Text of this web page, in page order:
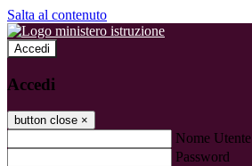
Salta al contenuto
Accedi
Accedi
button close ×
Nome Utente
Password